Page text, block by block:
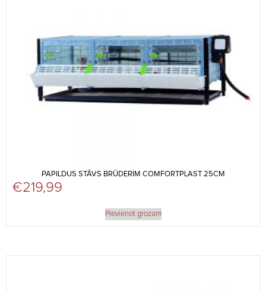
PAPILDUS STĀVS BRŪDERIM COMFORTPLAST 25CM
€219,99
Pievienot grozam